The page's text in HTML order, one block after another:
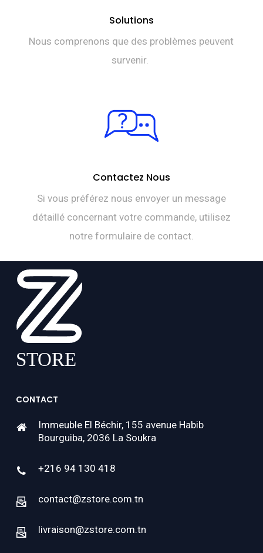
Solutions
Nous comprenons que des problèmes peuvent
survenir.
Contactez Nous
Si vous préférez nous envoyer un message
détaillé concernant votre commande, utilisez
notre formulaire de contact.
CONTACT
Immeuble El Béchir, 155 avenue Habib
Bourguiba, 2036 La Soukra
+216 94 130 418
contact@zstore.com.tn
livraison@zstore.com.tn